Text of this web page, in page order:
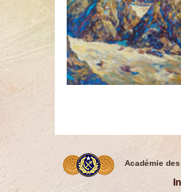
Académie